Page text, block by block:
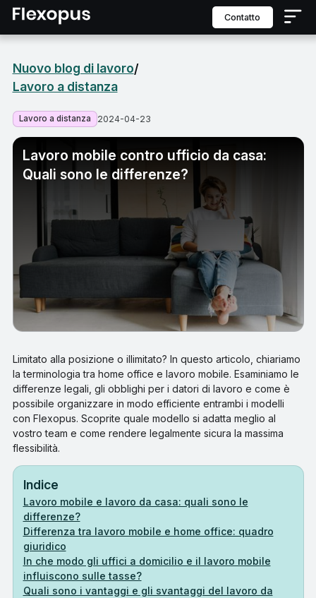
contatto
Nuovo blog di lavoro/
Lavoro a distanza
Lavoro a distanza 2024-04-23
Lavoro mobile contro ufficio da casa:
Quali sono le differenze?
Limitato alla posizione o illimitato? In questo articolo, chiariamo
la terminologia tra home office e lavoro mobile. Esaminiamo le
differenze legali, gli obblighi per i datori di lavoro e come è
possibile organizzare in modo efficiente entrambi i modelli
con Flexopus. Scoprite quale modello si adatta meglio al
vostro team e come rendere legalmente sicura la massima
flessibilità.
Indice
Lavoro mobile e lavoro da casa: quali sono le
differenze?
Differenza tra lavoro mobile e home office: quadro
giuridico
In che modo gli uffici a domicilio e il lavoro mobile
influiscono sulle tasse?
Quali sono i vantaggi e gli svantaggi del lavoro da